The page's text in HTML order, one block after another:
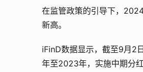
在监管政策的引导下，
新高。
iFinD数据显示，截至9月2
年至2023年，实施中期分